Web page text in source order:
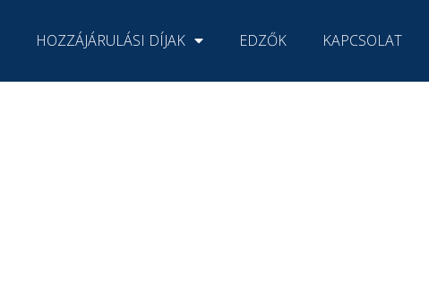
HOZZÁJÁRULÁSI DÍJAK EDZŐK KAPCSOLAT